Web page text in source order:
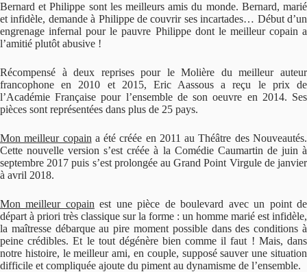
Bernard et Philippe sont les meilleurs amis du monde. Bernard, marié
et infidèle, demande à Philippe de couvrir ses incartades… Début d’un
engrenage infernal pour le pauvre Philippe dont le meilleur copain a
l’amitié plutôt abusive !
Récompensé à deux reprises pour le Molière du meilleur auteur
francophone en 2010 et 2015, Eric Aassous a reçu le prix de
l’Académie Française pour l’ensemble de son oeuvre en 2014. Ses
pièces sont représentées dans plus de 25 pays.
Mon meilleur copain a été créée en 2011 au Théâtre des Nouveautés.
Cette nouvelle version s’est créée à la Comédie Caumartin de juin à
septembre 2017 puis s’est prolongée au Grand Point Virgule de janvier
à avril 2018.
Mon meilleur copain est une pièce de boulevard avec un point de
départ à priori très classique sur la forme : un homme marié est infidèle,
la maîtresse débarque au pire moment possible dans des conditions à
peine crédibles. Et le tout dégénère bien comme il faut ! Mais, dans
notre histoire, le meilleur ami, en couple, supposé sauver une situation
difficile et compliquée ajoute du piment au dynamisme de l’ensemble.